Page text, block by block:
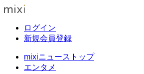
ログイン
新規会員登録
mixiニューストップ
エンタメ